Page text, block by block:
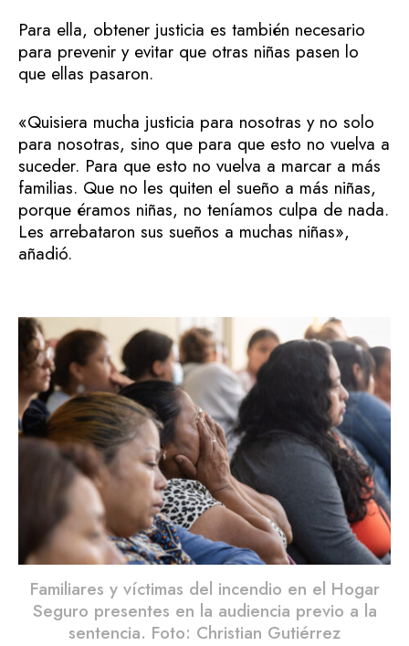
Para ella, obtener justicia es también necesario
para prevenir y evitar que otras niñas pasen lo
que ellas pasaron.
«Quisiera mucha justicia para nosotras y no solo
para nosotras, sino que para que esto no vuelva a
suceder. Para que esto no vuelva a marcar a más
familias. Que no les quiten el sueño a más niñas,
porque éramos niñas, no teníamos culpa de nada.
Les arrebataron sus sueños a muchas niñas»,
añadió.
Familiares y víctimas del incendio en el Hogar
Seguro presentes en la audiencia previo a la
sentencia. Foto: Christian Gutiérrez